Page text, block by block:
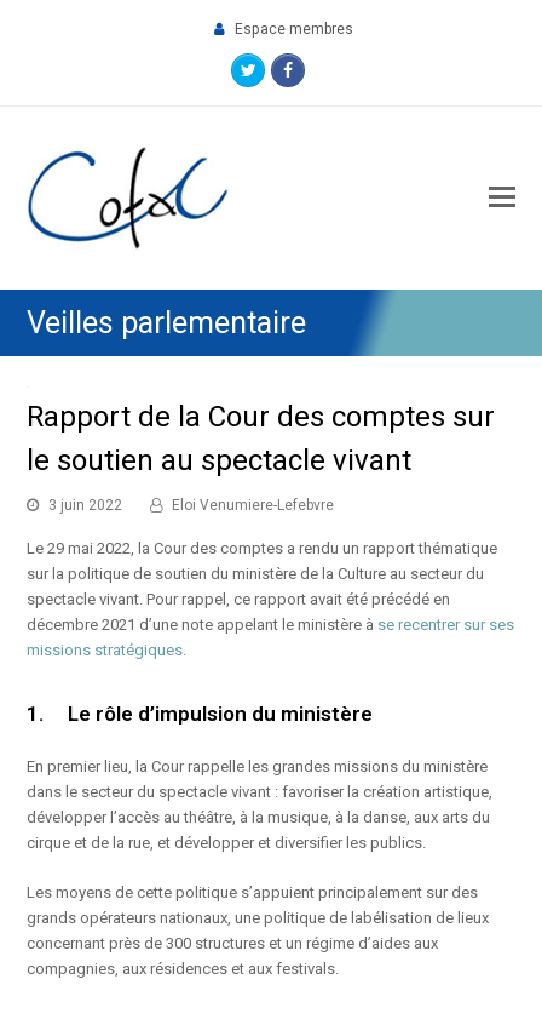
Espace membres
TwitterFacebook
Veilles parlementaire
Rapport de la Cour des comptes sur
le soutien au spectacle vivant
3 juin 2022 Eloi Venumiere-Lefebvre
Le 29 mai 2022, la Cour des comptes a rendu un rapport thématique
sur la politique de soutien du ministère de la Culture au secteur du
spectacle vivant. Pour rappel, ce rapport avait été précédé en
décembre 2021 d’une note appelant le ministère à se recentrer sur ses
missions stratégiques.
1. Le rôle d’impulsion du ministère
En premier lieu, la Cour rappelle les grandes missions du ministère
dans le secteur du spectacle vivant : favoriser la création artistique,
développer l’accès au théâtre, à la musique, à la danse, aux arts du
cirque et de la rue, et développer et diversifier les publics.
Les moyens de cette politique s’appuient principalement sur des
grands opérateurs nationaux, une politique de labélisation de lieux
concernant près de 300 structures et un régime d’aides aux
compagnies, aux résidences et aux festivals.